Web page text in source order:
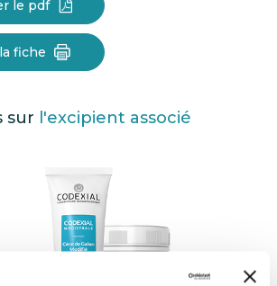
le pdf
fiche
sur l'excipient associé